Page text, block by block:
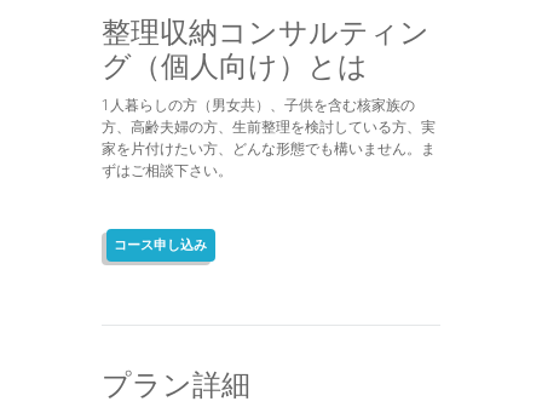
整理収納コンサルティン
グ（個人向け）とは
1人暮らしの方（男女共）、子供を含む核家族の
方、高齢夫婦の方、生前整理を検討している方、実
家を片付けたい方、どんな形態でも構いません。ま
ずはご相談下さい。
コース申し込み
プラン詳細